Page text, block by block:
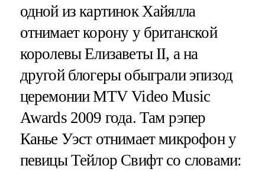
одной из картинок Хайялла
отнимает корону у британской
королевы Елизаветы II, а на
другой блогеры обыграли эпизод
церемонии MTV Video Music
Awards 2009 года. Там рэпер
Канье Уэст отнимает микрофон у
певицы Тейлор Свифт со словами: